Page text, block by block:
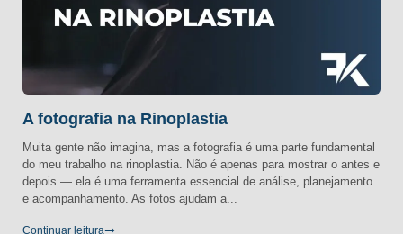
A fotografia na Rinoplastia
Muita gente não imagina, mas a fotografia é uma parte fundamental
do meu trabalho na rinoplastia. Não é apenas para mostrar o antes e
depois — ela é uma ferramenta essencial de análise, planejamento
e acompanhamento. As fotos ajudam a...
Continuar leitura